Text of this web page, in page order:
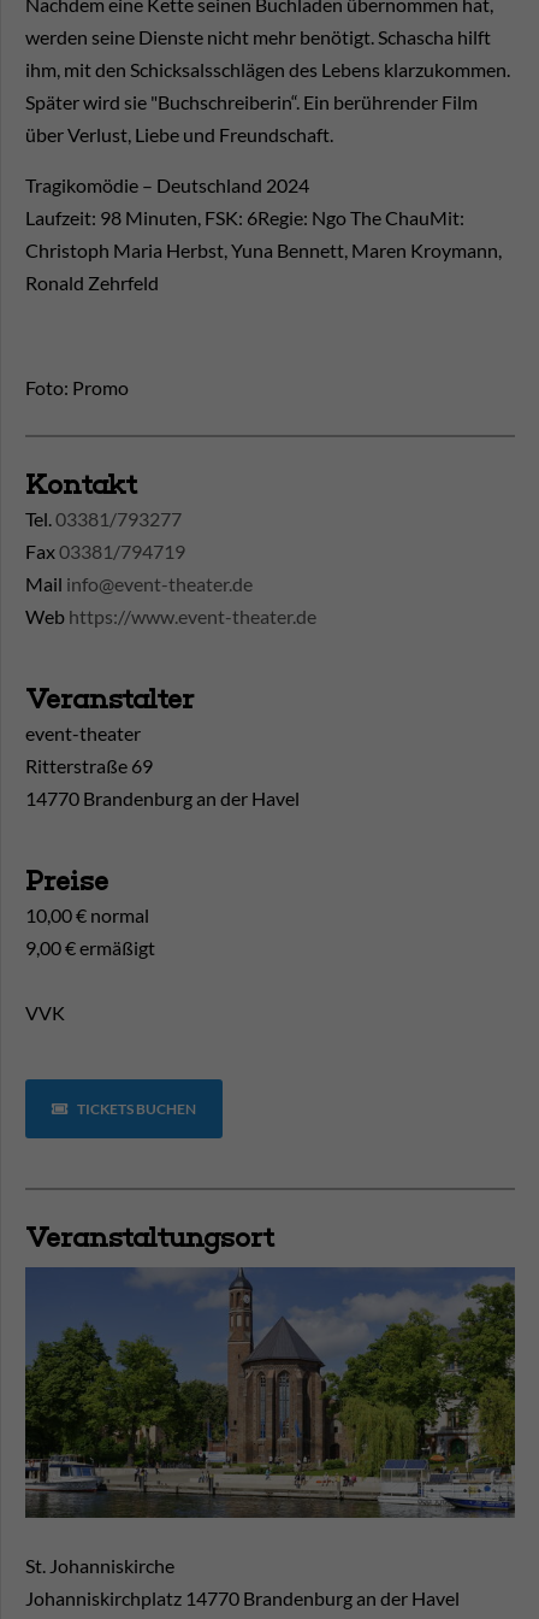
Nachdem eine Kette seinen Buchladen übernommen hat,
werden seine Dienste nicht mehr benötigt. Schascha hilft
ihm, mit den Schicksalsschlägen des Lebens klarzukommen.
Später wird sie "Buchschreiberin“. Ein berührender Film
über Verlust, Liebe und Freundschaft.
Tragikomödie – Deutschland 2024
Laufzeit: 98 Minuten, FSK: 6Regie: Ngo The ChauMit:
Christoph Maria Herbst, Yuna Bennett, Maren Kroymann,
Ronald Zehrfeld
Foto: Promo
Kontakt
Tel.03381/793277
Fax03381/794719
Mail info@event-theater.de
Web https://www.event-theater.de
Veranstalter
event-theater
Ritterstraße 69
14770 Brandenburg an der Havel
Preise
10,00 € normal
9,00 € ermäßigt
VVK
TICKETS BUCHEN
Veranstaltungsort
St. Johanniskirche
Johanniskirchplatz 14770 Brandenburg an der Havel